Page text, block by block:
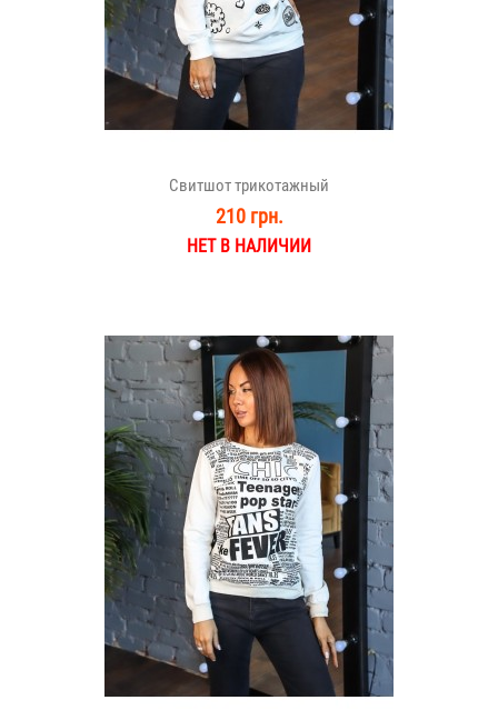
Свитшот трикотажный
210 грн.
НЕТ В НАЛИЧИИ